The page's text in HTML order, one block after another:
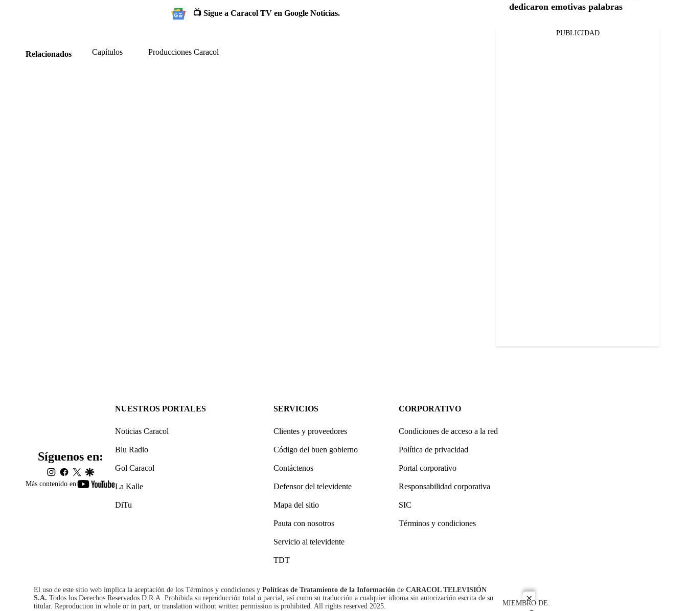
close
📺 Sigue a Caracol TV en Google Noticias.
Relacionados Capítulos Producciones Caracol
dedicaron emotivas palabras
PUBLICIDAD
Más contenido en
youtube-
Síguenos en:
instagram
facebook
twittergoogle
NUESTROS PORTALES
Noticias Caracol
Blu Radio
Gol Caracol
La Kalle
DiTu
SERVICIOS
Clientes y proveedores
Código del buen gobierno
Contáctenos
Defensor del televidente
Mapa del sitio
Pauta con nosotros
Servicio al televidente
TDT
CORPORATIVO
Condiciones de acceso a la red
Política de privacidad
Portal corporativo
Responsabilidad corporativa
SIC
Términos y condiciones
El uso de este sitio web implica la aceptación de los Términos y condiciones y Políticas de Tratamiento de la Información de CARACOL TELEVISIÓN
S.A. Todos los Derechos Reservados D.R.A. Prohibida su reproducción total o parcial, así como su traducción a cualquier idioma sin autorización escrita de su
titular. Reproduction in whole or in part, or translation without written permission is prohibited. All rights reserved 2025.
MIEMBRO DE: